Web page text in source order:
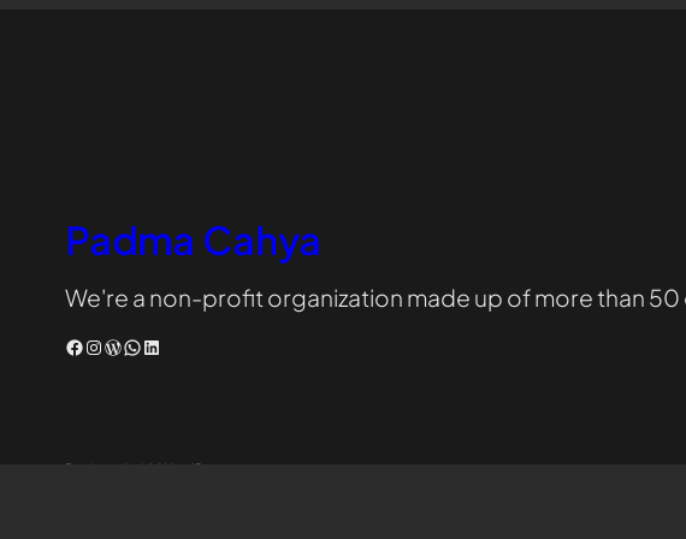
Padma Cahya
We're a non-profit organization made up of more than
Facebook InstagramWordPress WhatsApp LinkedIn
Designed with WordPress